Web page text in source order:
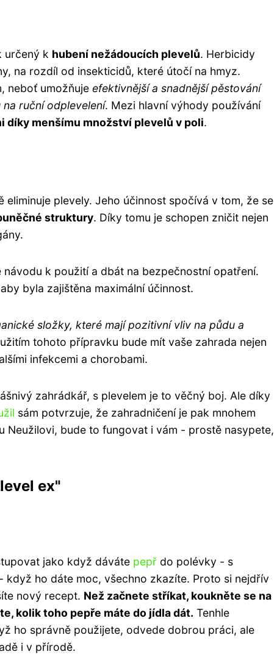
určený k hubení nežádoucích plevelů. Herbicidy
na rozdíl od insekticidů, které útočí na hmyz.
neboť umožňuje efektivnější a snadnější pěstování
ruční odplevelení. Mezi hlavní výhody používání
díky menšímu množství plevelů v poli.
plevely. Jeho účinnost spočívá v tom, že se
struktury. Díky tomu je schopen zničit nejen
k použití a dbát na bezpečnostní opatření.
byla zajištěna maximální účinnost.
složky, které mají pozitivní vliv na půdu a
tohoto přípravku bude mít vaše zahrada nejen
infekcemi a chorobami.
zahrádkář, s plevelem je to věčný boj. Ale díky
sám potvrzuje, že zahradničení je pak mnohem
Neužilovi, bude to fungovat i vám - prostě nasypete,
ex"
jako když dáváte pepř do polévky - s
ho dáte moc, všechno zkazíte. Proto si nejdřív
nový recept. Než začnete stříkat, koukněte se na
kolik toho pepře máte do jídla dát. Tenhle
ho správně použijete, odvede dobrou práci, ale
i v přírodě.